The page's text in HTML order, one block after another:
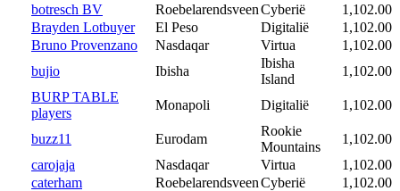
botresch BV
RoebelarendsveenCyberië
1,102.00
Brayden Lotbuyer
El Peso Digitalië
1,102.00
Bruno Provenzano
Nasdaqar Virtua
1,102.00
bujio
Ibisha
Ibisha
Island
1,102.00
BURP TABLE
players
Monapoli Digitalië 1,102.00
buzz11 Eurodam
Rookie
Mountains
1,102.00
carojaja
Nasdaqar Virtua
1,102.00
caterham
RoebelarendsveenCyberië
1,102.00